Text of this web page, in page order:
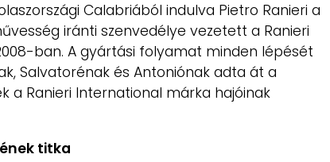
Calabriából indulva Pietro Ranieri a
iránti szenvedélye vezetett a Ranieri
ban. A gyártási folyamat minden lépését
Salvatorénak és Antoniónak adta át a
a Ranieri International márka hajóinak
titka